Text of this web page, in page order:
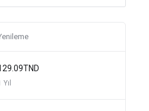
Yıl